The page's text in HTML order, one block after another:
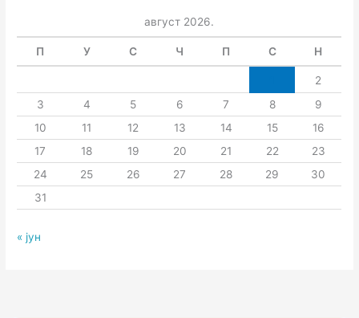
август 2026.
П У С Ч П С Н
2
3
4 5 6 7 8
9
10
11 12 13 14 15
16
17
18 19 20 21 22
23
24
25 26 27 28 29
30
31
« јун